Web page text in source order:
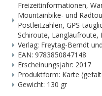
Freizeitinformationen,
Mountainbike- und
Postleitzahlen, GPS-
Schiroute, Langlaufroute,
Verlag: Freytag-Berndt
EAN: 9783850847148
Erscheinungsjahr: 2017
Produktform: Karte
Gewicht: 130 gr